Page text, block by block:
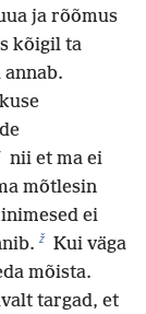
ja rõõmus
kõigil ta
nii et ma ei
mõtlesin
ei
ž Kui väga
mõista.
targad, et